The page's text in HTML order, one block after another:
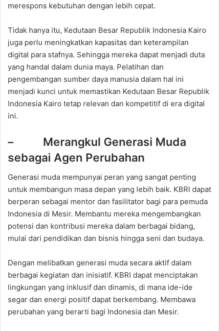
merespons kebutuhan dengan lebih cepat.
Tidak hanya itu, Kedutaan Besar Republik Indonesia Kairo
juga perlu meningkatkan kapasitas dan keterampilan
digital para stafnya. Sehingga mereka dapat menjadi duta
yang handal dalam dunia maya. Pelatihan dan
pengembangan sumber daya manusia dalam hal ini
menjadi kunci untuk memastikan Kedutaan Besar Republik
Indonesia Kairo tetap relevan dan kompetitif di era digital
ini.
– Merangkul Generasi Muda
sebagai Agen Perubahan
Generasi muda mempunyai peran yang sangat penting
untuk membangun masa depan yang lebih baik. KBRI dapat
berperan sebagai mentor dan fasilitator bagi para pemuda
Indonesia di Mesir. Membantu mereka mengembangkan
potensi dan kontribusi mereka dalam berbagai bidang,
mulai dari pendidikan dan bisnis hingga seni dan budaya.
Dengan melibatkan generasi muda secara aktif dalam
berbagai kegiatan dan inisiatif. KBRI dapat menciptakan
lingkungan yang inklusif dan dinamis, di mana ide-ide
segar dan energi positif dapat berkembang. Membawa
perubahan yang berarti bagi Indonesia dan Mesir.